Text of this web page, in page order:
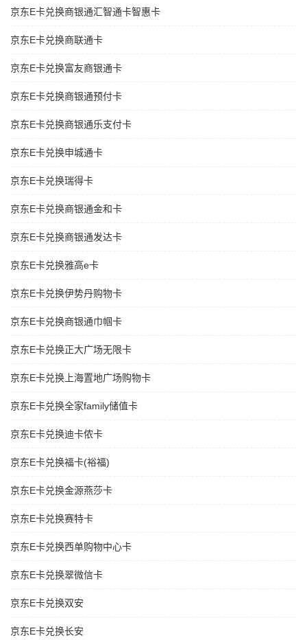
京东E卡兑换商银通汇智通卡智惠卡
京东E卡兑换商联通卡
京东E卡兑换富友商银通卡
京东E卡兑换商银通预付卡
京东E卡兑换商银通乐支付卡
京东E卡兑换申城通卡
京东E卡兑换瑞得卡
京东E卡兑换商银通金和卡
京东E卡兑换商银通发达卡
京东E卡兑换雅高e卡
京东E卡兑换伊势丹购物卡
京东E卡兑换商银通巾帼卡
京东E卡兑换正大广场无限卡
京东E卡兑换上海置地广场购物卡
京东E卡兑换全家family储值卡
京东E卡兑换迪卡侬卡
京东E卡兑换福卡(裕福)
京东E卡兑换金源燕莎卡
京东E卡兑换赛特卡
京东E卡兑换西单购物中心卡
京东E卡兑换翠微信卡
京东E卡兑换双安
京东E卡兑换长安